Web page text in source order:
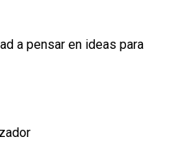
a pensar en ideas para